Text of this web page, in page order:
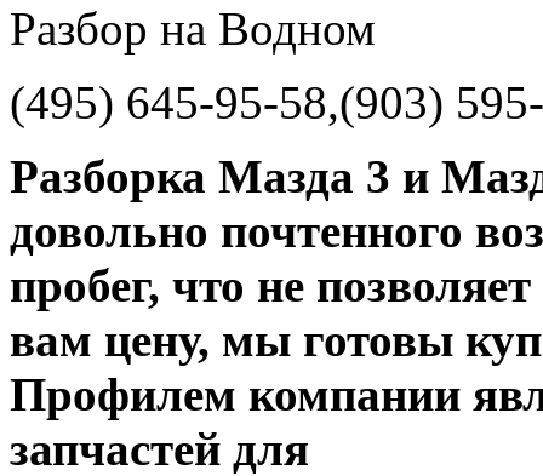
Разбор на Водном
(495) 645-95-58,(903)
Разборка Мазда 3 и
довольно почтенного
пробег, что не
вам цену, мы готовы
Профилем компании
запчастей для